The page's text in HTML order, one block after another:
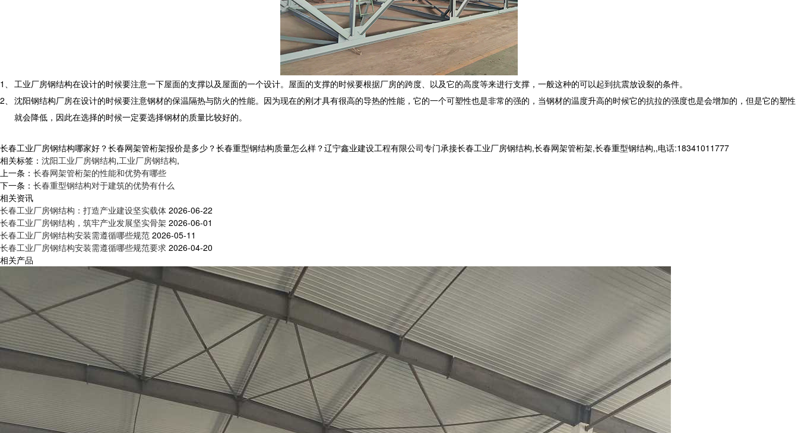
1、 工业厂房钢结构在设计的时候要注意一下屋面的支撑以及屋面的一个设计。屋面的支撑的时候要根据厂房的跨度、以及它的高度等来进行支撑，一般这种的可以起到抗震放设裂的条件。
2、 沈阳钢结构厂房在设计的时候要注意钢材的保温隔热与防火的性能。因为现在的刚才具有很高的导热的性能，它的一个可塑性也是非常的强的，当钢材的温度升高的时候它的抗拉的强度也是会增加的，但是它的塑性
就会降低，因此在选择的时候一定要选择钢材的质量比较好的。
长春工业厂房钢结构哪家好？长春网架管桁架报价是多少？长春重型钢结构质量怎么样？辽宁鑫业建设工程有限公司专门承接长春工业厂房钢结构,长春网架管桁架,长春重型钢结构,,电话:18341011777
相关标签： 沈阳工业厂房钢结构,工业厂房钢结构,
上一条： 长春网架管桁架的性能和优势有哪些
下一条： 长春重型钢结构对于建筑的优势有什么
相关资讯
长春工业厂房钢结构：打造产业建设坚实载体 2026-06-22
长春工业厂房钢结构，筑牢产业发展坚实骨架 2026-06-01
长春工业厂房钢结构安装需遵循哪些规范 2026-05-11
长春工业厂房钢结构安装需遵循哪些规范要求 2026-04-20
相关产品